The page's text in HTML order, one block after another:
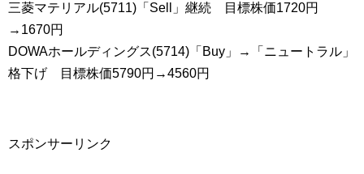
三菱マテリアル(5711)「Sell」継続 目標株価1720円
→1670円
DOWAホールディングス(5714)「Buy」→「ニュートラル」
格下げ 目標株価5790円→4560円
スポンサーリンク